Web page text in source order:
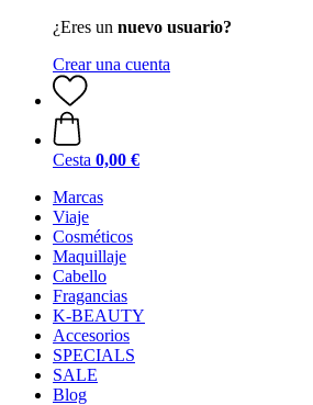
¿Eres un nuevo usuario?
Crear una cuenta
Cesta 0,00 €
Marcas
Viaje
Cosméticos
Maquillaje
Cabello
Fragancias
K-BEAUTY
Accesorios
SPECIALS
SALE
Blog